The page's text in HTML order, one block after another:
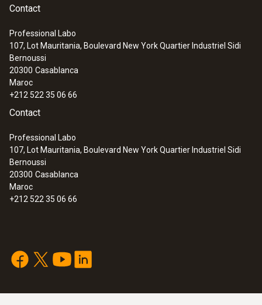
Contact
Professional Labo
107, Lot Mauritania, Boulevard New York Quartier Industriel Sidi
Bernoussi
20300 Casablanca
Maroc
+212 522 35 06 66
Contact
Professional Labo
107, Lot Mauritania, Boulevard New York Quartier Industriel Sidi
Bernoussi
20300 Casablanca
Maroc
+212 522 35 06 66